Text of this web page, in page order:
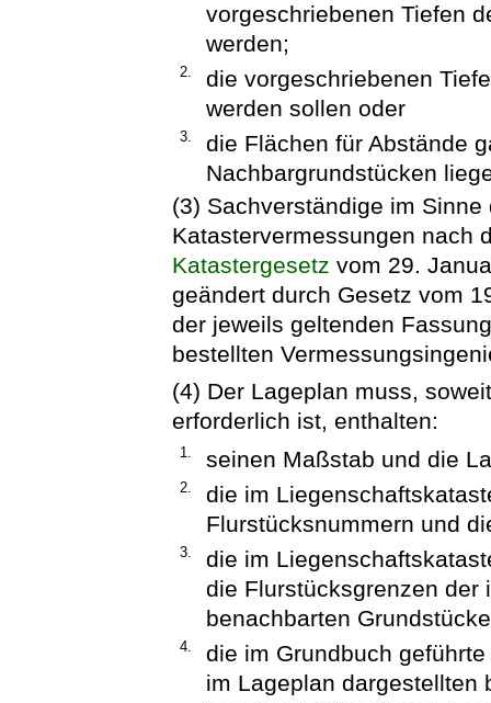
vorgeschriebenen Tiefen
werden;
2.
die vorgeschriebenen
werden sollen oder
3.
die Flächen für Abstände
Nachbargrundstücken
(3) Sachverständige im
Katastervermessungen nach
Katastergesetz vom 29.
geändert durch Gesetz vom
der jeweils geltenden
bestellten
(4) Der Lageplan muss,
erforderlich ist, enthalten:
1. seinen Maßstab und die
2.
die im
Flurstücksnummern und
3.
die im
die Flurstücksgrenzen der
benachbarten
4.
die im Grundbuch
im Lageplan dargestellten